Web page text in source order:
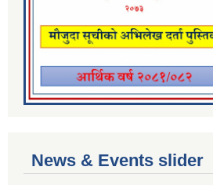
News & Events slider